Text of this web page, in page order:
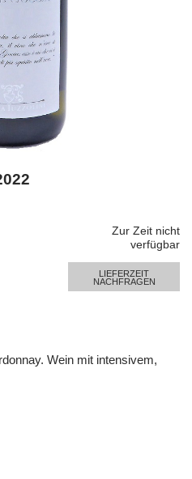
Zur Zeit nicht
verfügbar
LIEFERZEIT
NACHFRAGEN
Wein mit intensivem,